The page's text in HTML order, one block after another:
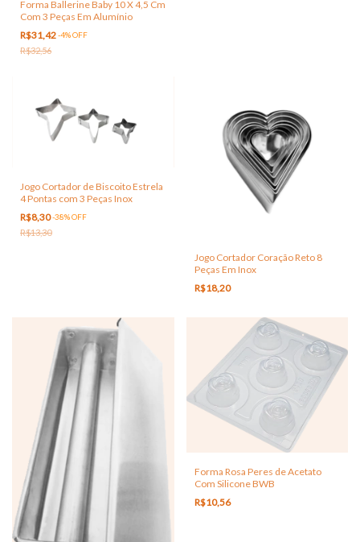
Forma Ballerine Baby 10 X 4,5 Cm
Com 3 Peças Em Alumínio
R$31,42-4%OFF
R$32,56
Jogo Cortador de Biscoito Estrela
4 Pontas com 3 Peças Inox
R$8,30-38%OFF
R$13,30
Jogo Cortador Coração Reto 8
Peças Em Inox
R$18,20
Forma Rosa Peres de Acetato
Com Silicone BWB
R$10,56